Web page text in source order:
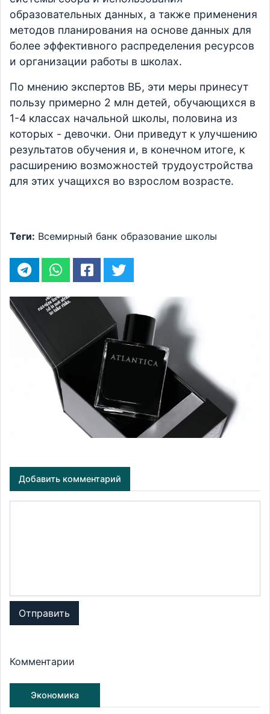
образовательных данных, а также применения
методов планирования на основе данных для
более эффективного распределения ресурсов
и организации работы в школах.
По мнению экспертов ВБ, эти меры принесут
пользу примерно 2 млн детей, обучающихся в
1-4 классах начальной школы, половина из
которых - девочки. Они приведут к улучшению
результатов обучения и, в конечном итоге, к
расширению возможностей трудоустройства
для этих учащихся во взрослом возрасте.
Теги: Всемирный банк образование школы
Добавить комментарий
Отправить
Комментарии
Экономика